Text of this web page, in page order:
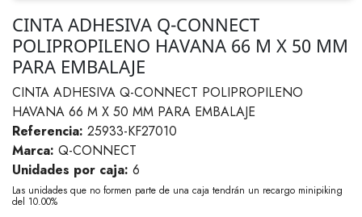
CINTA ADHESIVA Q-CONNECT
POLIPROPILENO HAVANA 66 M X 50 MM
PARA EMBALAJE
CINTA ADHESIVA Q-CONNECT POLIPROPILENO
HAVANA 66 M X 50 MM PARA EMBALAJE
Referencia: 25933-KF27010
Marca: Q-CONNECT
Unidades por caja: 6
Las unidades que no formen parte de una caja tendrán un recargo minipiking
del 10.00%